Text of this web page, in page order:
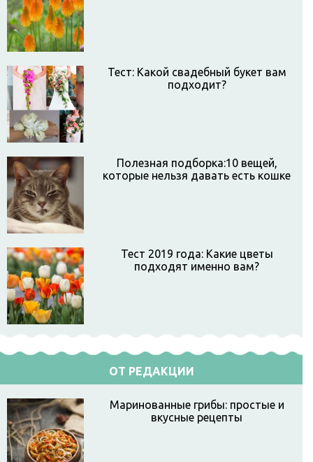
Тест: Какой свадебный букет вам
подходит?
Полезная подборка:10 вещей,
которые нельзя давать есть кошке
Тест 2019 года: Какие цветы
подходят именно вам?
ОТ РЕДАКЦИИ
Маринованные грибы: простые и
вкусные рецепты